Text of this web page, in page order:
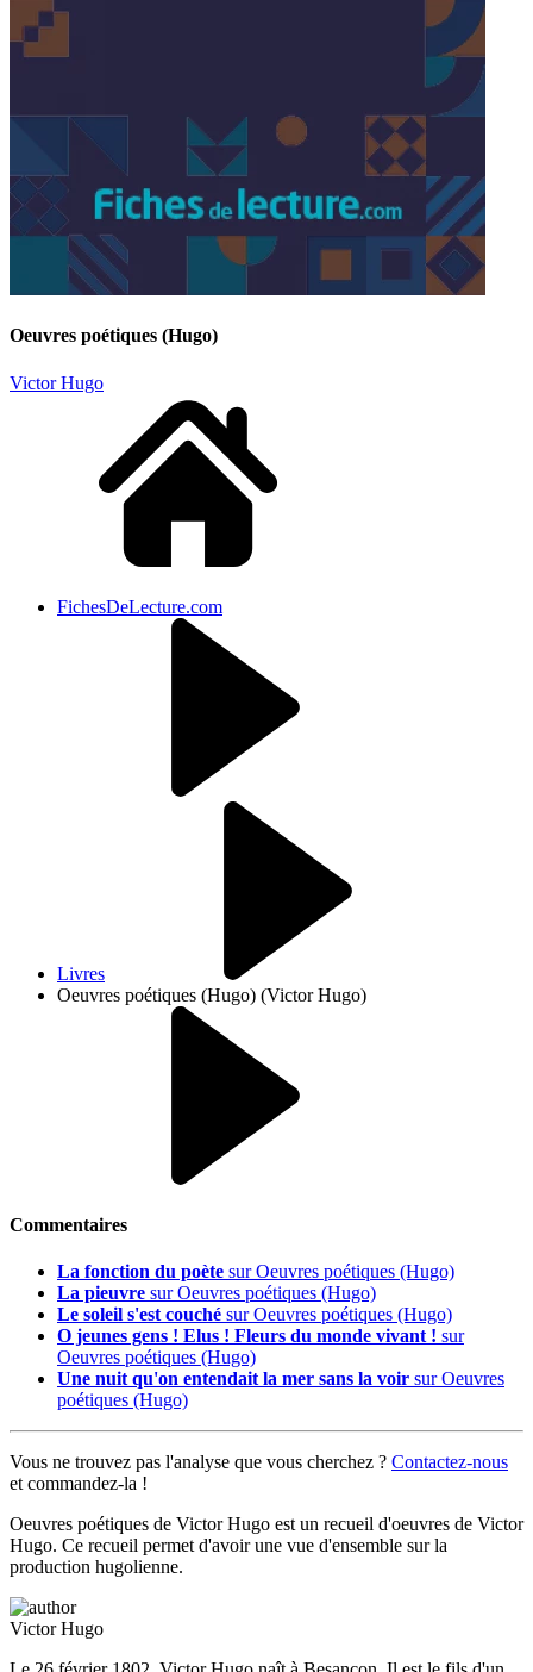
Oeuvres poétiques (Hugo)
Victor Hugo
FichesDeLecture.com
Livres
Oeuvres poétiques (Hugo) (Victor Hugo)
Commentaires
La fonction du poète sur Oeuvres poétiques (Hugo)
La pieuvre sur Oeuvres poétiques (Hugo)
Le soleil s'est couché sur Oeuvres poétiques (Hugo)
O jeunes gens ! Elus ! Fleurs du monde vivant ! sur
Oeuvres poétiques (Hugo)
Une nuit qu'on entendait la mer sans la voir sur Oeuvres
poétiques (Hugo)
Vous ne trouvez pas l'analyse que vous cherchez ? Contactez-nous
et commandez-la !
Oeuvres poétiques de Victor Hugo est un recueil d'oeuvres de Victor
Hugo. Ce recueil permet d'avoir une vue d'ensemble sur la
production hugolienne.
Victor Hugo